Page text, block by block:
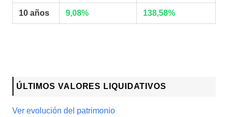
10 años 9,08% 138,58%
ÚLTIMOS VALORES LIQUIDATIVOS
Ver evolución del patrimonio